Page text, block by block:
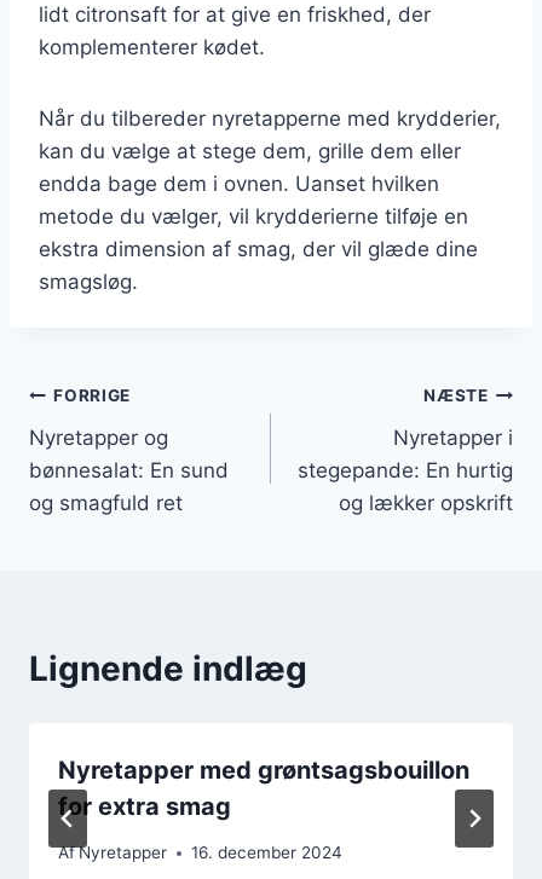
lidt citronsaft for at give en friskhed, der
komplementerer kødet.
Når du tilbereder nyretapperne med krydderier,
kan du vælge at stege dem, grille dem eller
endda bage dem i ovnen. Uanset hvilken
metode du vælger, vil krydderierne tilføje en
ekstra dimension af smag, der vil glæde dine
smagsløg.
Indlægsnavigation
FORRIGE
Nyretapper og
bønnesalat: En sund
og smagfuld ret
NÆSTE
Nyretapper i
stegepande: En hurtig
og lækker opskrift
Lignende indlæg
Nyretapper med grøntsagsbouillon
for extra smag
AfNyretapper 16. december 2024